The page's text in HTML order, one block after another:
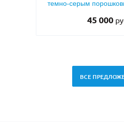
двух сторон, с узким
51 000
ВСЕ